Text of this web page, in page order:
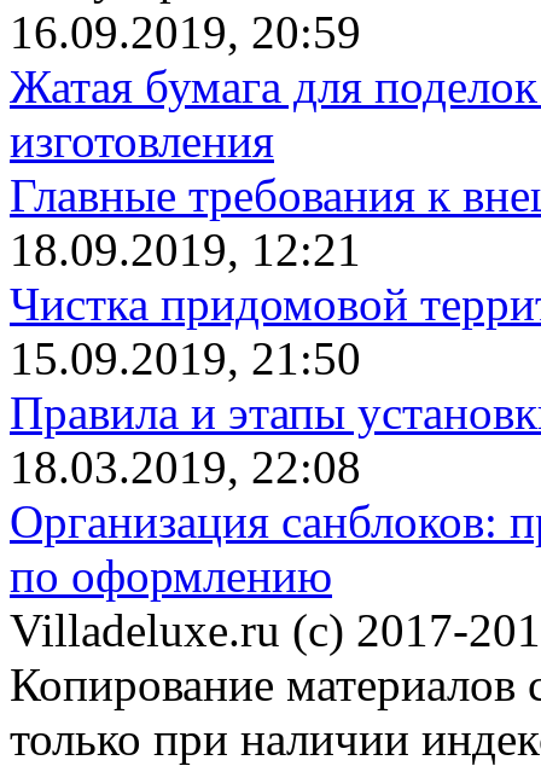
16.09.2019, 20:59
Жатая бумага для
изготовления
Главные требования к
18.09.2019, 12:21
Чистка придомовой
15.09.2019, 21:50
Правила и этапы
18.03.2019, 22:08
Организация санблоков:
по оформлению
Villadeluxe.ru (c) 2017-
Копирование материалов
только при наличии